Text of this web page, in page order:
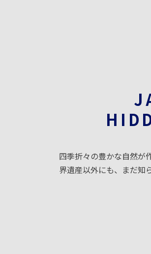
四季折々の豊かな自然が
界遺産以外にも、まだ知